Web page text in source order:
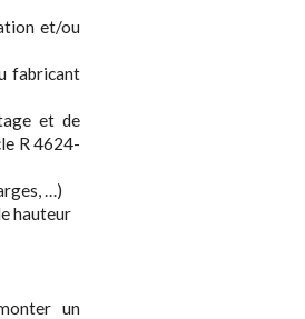
et/ou
fabricant
et de
R 4624-
…)
hauteur
un